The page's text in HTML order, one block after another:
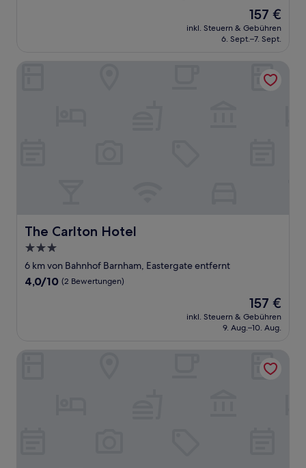
Der
Preis
beträgt
157 €
inkl. Steuern & Gebühren
6. Sept.–7. Sept.
The Carlton Hotel
The Carlton Hotel
3.0-
Sterne-
Unterkunft
6 km von Bahnhof Barnham, Eastergate entfernt
4.0
4,0/10 (2 Bewertungen)
Der
Preis
beträgt
157 €
inkl. Steuern & Gebühren
9. Aug.–10. Aug.
Marine Court First-floor Double Bedroom With Wet Room